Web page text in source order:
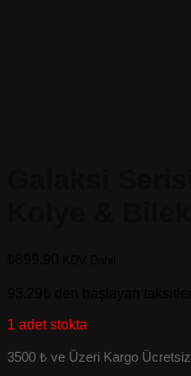
1 adet stokta
3500 ₺ ve Üzeri Kargo Ücretsiz